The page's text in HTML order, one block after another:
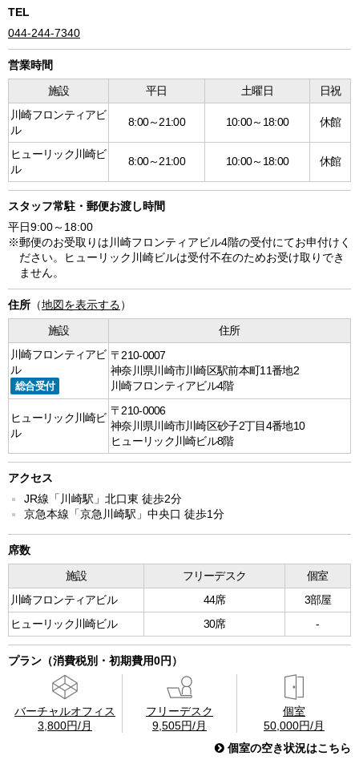
TEL
044-244-7340
営業時間
施設 平日 土曜日
日祝
川崎フロンティアビ
ル
8:00～21:00 10:00～18:00 休館
ヒューリック川崎ビ
ル
8:00～21:00 10:00～18:00 休館
スタッフ常駐・郵便お渡し時間
平日9:00～18:00
※郵便のお受取りは川崎フロンティアビル4階の受付にてお申付けく
ださい。ヒューリック川崎ビルは受付不在のためお受け取りでき
ません。
住所 （地図を表示する ）
施設
住所
川崎フロンティアビ
ル
総合受付
〒210-0007
神奈川県川崎市川崎区駅前本町11番地2
川崎フロンティアビル4階
ヒューリック川崎ビ
ル
〒210-0006
神奈川県川崎市川崎区砂子2丁目4番地10
ヒューリック川崎ビル8階
アクセス
JR線「川崎駅」北口東 徒歩2分
京急本線「京急川崎駅」中央口 徒歩1分
席数
施設 フリーデスク
個室
川崎フロンティアビル
44席
3部屋
ヒューリック川崎ビル
30席 -
プラン（消費税別・初期費用0円）
バーチャルオフィス
3,800円/月
フリーデスク
9,505円/月
個室
50,000円/月
個室の空き状況はこちら